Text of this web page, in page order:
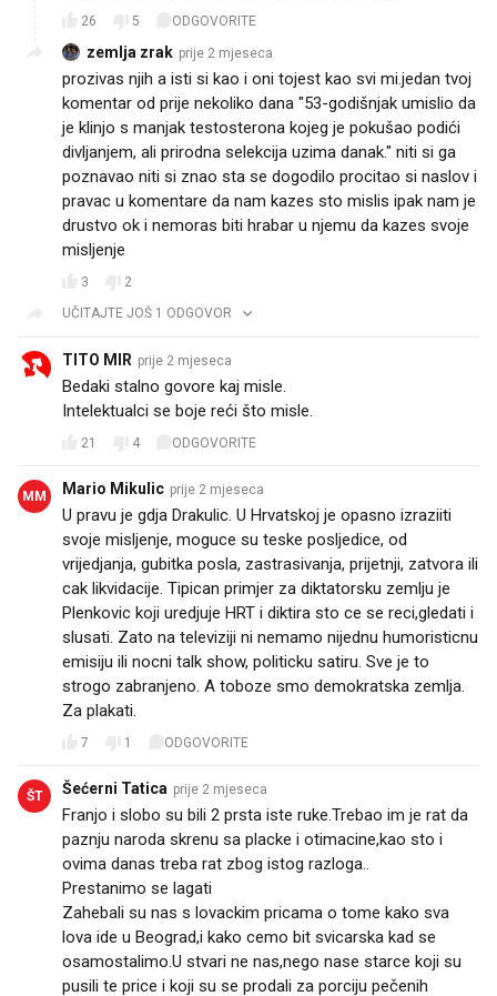
26 5 ODGOVORITE
zemlja zrak prije 2 mjeseca
prozivas njih a isti si kao i oni tojest kao svi mi.jedan tvoj
komentar od prije nekoliko dana "53-godišnjak umislio da
je klinjo s manjak testosterona kojeg je pokušao podići
divljanjem, ali prirodna selekcija uzima danak." niti si ga
poznavao niti si znao sta se dogodilo procitao si naslov i
pravac u komentare da nam kazes sto mislis ipak nam je
drustvo ok i nemoras biti hrabar u njemu da kazes svoje
misljenje
3
2
UČITAJTE JOŠ 1 ODGOVOR
TITO MIR prije 2 mjeseca
Bedaki stalno govore kaj misle.
Intelektualci se boje reći što misle.
21 4 ODGOVORITE
MM Mario Mikulic prije 2 mjeseca
U pravu je gdja Drakulic. U Hrvatskoj je opasno izraziiti
svoje misljenje, moguce su teske posljedice, od
vrijedjanja, gubitka posla, zastrasivanja, prijetnji, zatvora ili
cak likvidacije. Tipican primjer za diktatorsku zemlju je
Plenkovic koji uredjuje HRT i diktira sto ce se reci,gledati i
slusati. Zato na televiziji ni nemamo nijednu humoristicnu
emisiju ili nocni talk show, politicku satiru. Sve je to
strogo zabranjeno. A toboze smo demokratska zemlja.
Za plakati.
7 1 ODGOVORITE
ŠT Šećerni Tatica prije 2 mjeseca
Franjo i slobo su bili 2 prsta iste ruke.Trebao im je rat da
paznju naroda skrenu sa placke i otimacine,kao sto i
ovima danas treba rat zbog istog razloga..
Prestanimo se lagati
Zahebali su nas s lovackim pricama o tome kako sva
lova ide u Beograd,i kako cemo bit svicarska kad se
osamostalimo.U stvari ne nas,nego nase starce koji su
pusili te price i koji su se prodali za porciju pečenih